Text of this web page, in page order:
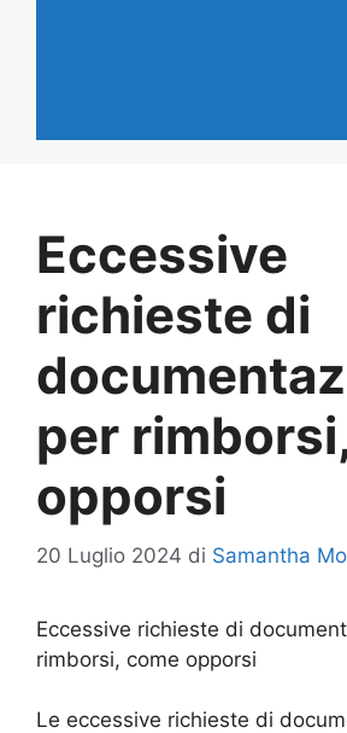
Eccessive
richieste di
per
opporsi
20 Luglio 2024 di Samantha
Eccessive richieste di
rimborsi, come opporsi
Le eccessive richieste di